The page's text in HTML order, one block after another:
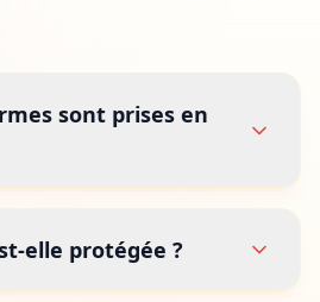
sont prises en
elle protégée ?